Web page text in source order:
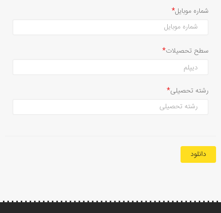
شماره موبایل
سطح تحصیلات
رشته تحصیلی
دانلود